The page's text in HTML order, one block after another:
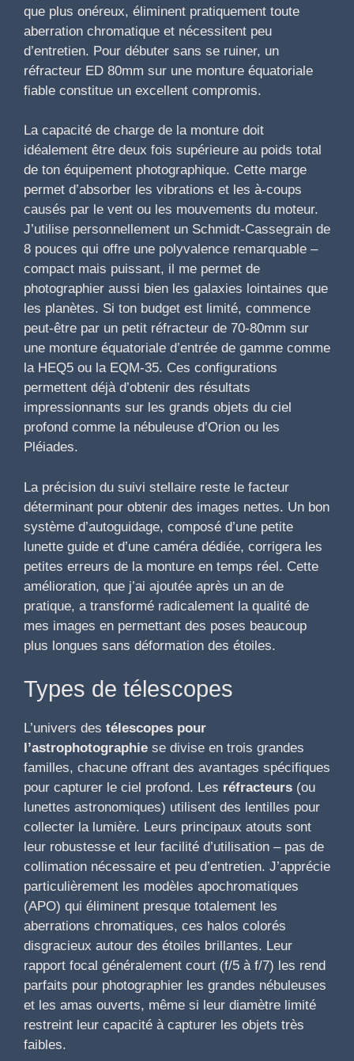
que plus onéreux, éliminent pratiquement toute
aberration chromatique et nécessitent peu
d’entretien. Pour débuter sans se ruiner, un
réfracteur ED 80mm sur une monture équatoriale
fiable constitue un excellent compromis.
La capacité de charge de la monture doit
idéalement être deux fois supérieure au poids total
de ton équipement photographique. Cette marge
permet d’absorber les vibrations et les à-coups
causés par le vent ou les mouvements du moteur.
J’utilise personnellement un Schmidt-Cassegrain de
8 pouces qui offre une polyvalence remarquable –
compact mais puissant, il me permet de
photographier aussi bien les galaxies lointaines que
les planètes. Si ton budget est limité, commence
peut-être par un petit réfracteur de 70-80mm sur
une monture équatoriale d’entrée de gamme comme
la HEQ5 ou la EQM-35. Ces configurations
permettent déjà d’obtenir des résultats
impressionnants sur les grands objets du ciel
profond comme la nébuleuse d’Orion ou les
Pléiades.
La précision du suivi stellaire reste le facteur
déterminant pour obtenir des images nettes. Un bon
système d’autoguidage, composé d’une petite
lunette guide et d’une caméra dédiée, corrigera les
petites erreurs de la monture en temps réel. Cette
amélioration, que j’ai ajoutée après un an de
pratique, a transformé radicalement la qualité de
mes images en permettant des poses beaucoup
plus longues sans déformation des étoiles.
Types de télescopes
L’univers des télescopes pour
l’astrophotographie se divise en trois grandes
familles, chacune offrant des avantages spécifiques
pour capturer le ciel profond. Les réfracteurs (ou
lunettes astronomiques) utilisent des lentilles pour
collecter la lumière. Leurs principaux atouts sont
leur robustesse et leur facilité d’utilisation – pas de
collimation nécessaire et peu d’entretien. J’apprécie
particulièrement les modèles apochromatiques
(APO) qui éliminent presque totalement les
aberrations chromatiques, ces halos colorés
disgracieux autour des étoiles brillantes. Leur
rapport focal généralement court (f/5 à f/7) les rend
parfaits pour photographier les grandes nébuleuses
et les amas ouverts, même si leur diamètre limité
restreint leur capacité à capturer les objets très
faibles.